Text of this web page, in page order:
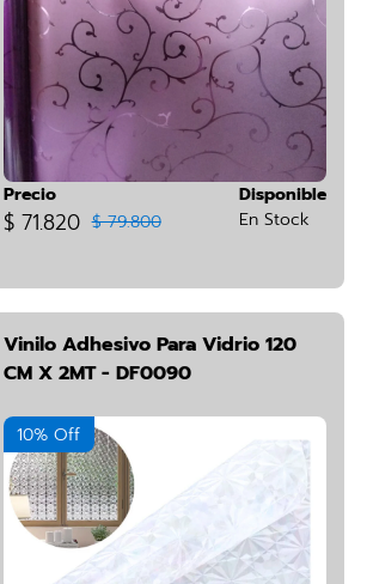
Precio
$ 71.820 $ 79.800
Disponible
En Stock
Vinilo Adhesivo Para Vidrio 120
CM X 2MT - DF0090
10% Off